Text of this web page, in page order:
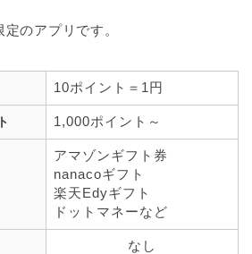
のアプリです。
10ポイント＝1円
1,000ポイント～
アマゾンギフト券
nanacoギフト
楽天Edyギフト
ドットマネーなど
なし